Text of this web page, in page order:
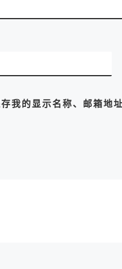
我的显示名称、邮箱地